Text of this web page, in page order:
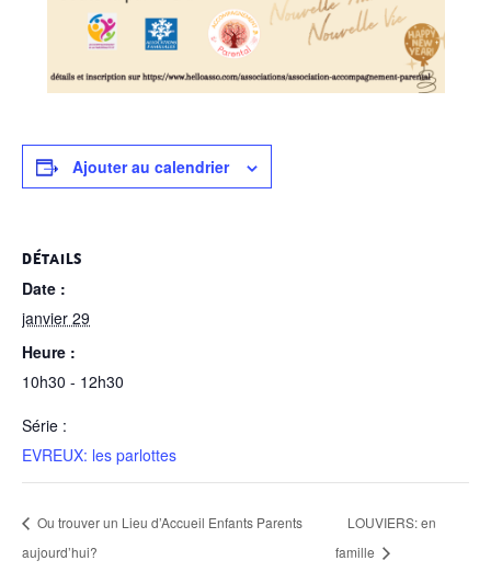
Ajouter au calendrier
DÉTAILS
Date :
janvier 29
Heure :
10h30 - 12h30
Série :
EVREUX: les parlottes
Ou trouver un Lieu d’Accueil Enfants Parents
aujourd’hui?
LOUVIERS: en
famille